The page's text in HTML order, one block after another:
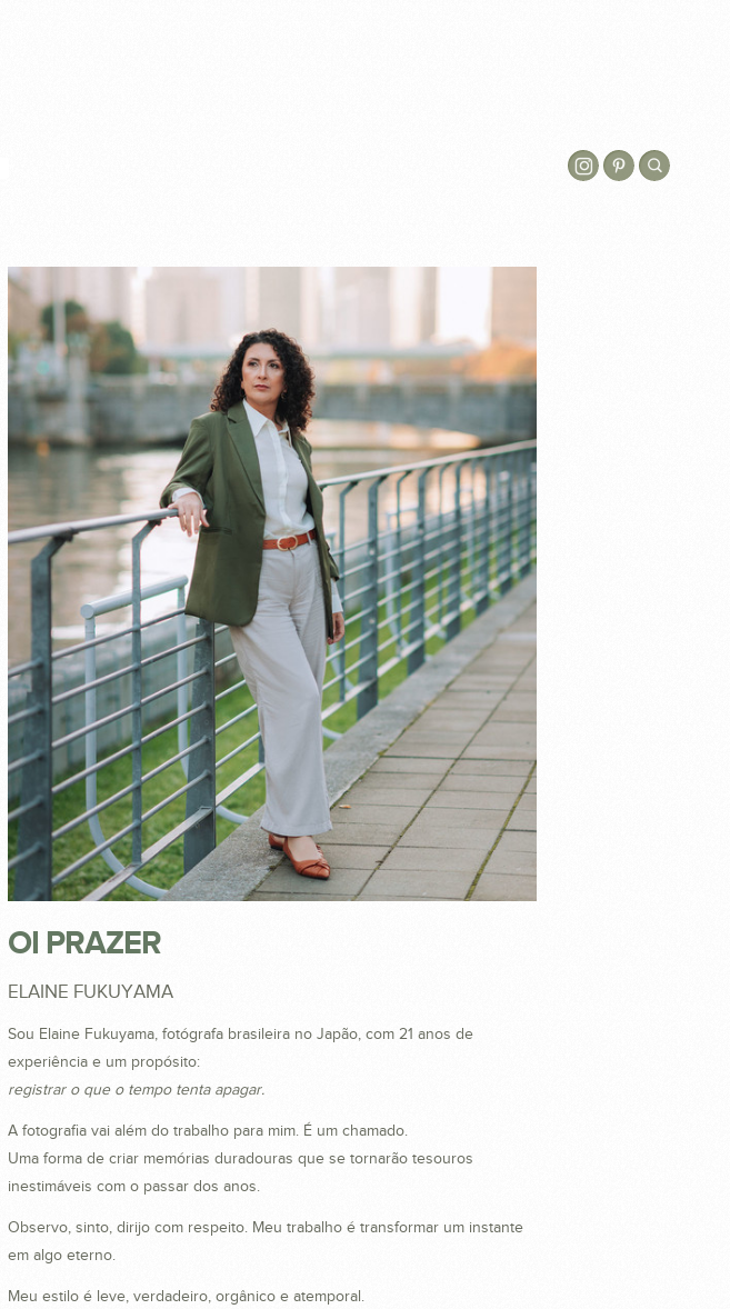
OI PRAZER
ELAINE FUKUYAMA
Sou Elaine Fukuyama, fotógrafa brasileira no Japão, com 21 anos de
experiência e um propósito:
registrar o que o tempo tenta apagar.
A fotografia vai além do trabalho para mim. É um chamado.
Uma forma de criar memórias duradouras que se tornarão tesouros
inestimáveis com o passar dos anos.
Observo, sinto, dirijo com respeito. Meu trabalho é transformar um instante
em algo eterno.
Meu estilo é leve, verdadeiro, orgânico e atemporal.